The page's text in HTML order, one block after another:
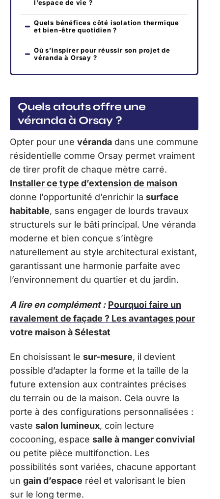
l’espace de vie ?
Quels bénéfices côté isolation thermique
et bien-être quotidien ?
Où s’inspirer pour réussir son projet de
véranda à Orsay ?
Quels atouts offre une
véranda à Orsay ?
Opter pour une véranda dans une commune
résidentielle comme Orsay permet vraiment
de tirer profit de chaque mètre carré.
Installer ce type d’extension de maison
donne l’opportunité d’enrichir la surface
habitable, sans engager de lourds travaux
structurels sur le bâti principal. Une véranda
moderne et bien conçue s’intègre
naturellement au style architectural existant,
garantissant une harmonie parfaite avec
l’environnement du quartier et du jardin.
A lire en complément : Pourquoi faire un
ravalement de façade ? Les avantages pour
votre maison à Sélestat
En choisissant le sur-mesure, il devient
possible d’adapter la forme et la taille de la
future extension aux contraintes précises
du terrain ou de la maison. Cela ouvre la
porte à des configurations personnalisées :
vaste salon lumineux, coin lecture
cocooning, espace salle à manger convivial
ou petite pièce multifonction. Les
possibilités sont variées, chacune apportant
un gain d’espace réel et valorisant le bien
sur le long terme.